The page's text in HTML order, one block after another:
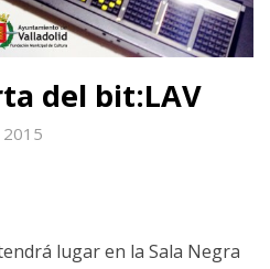
del bit:LAV
2015
lugar en la Sala Negra